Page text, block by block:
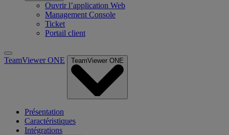
Ouvrir l’application Web
Management Console
Ticket
Portail client
TeamViewer ONE TeamViewer ONE
Présentation
Caractéristiques
Intégrations